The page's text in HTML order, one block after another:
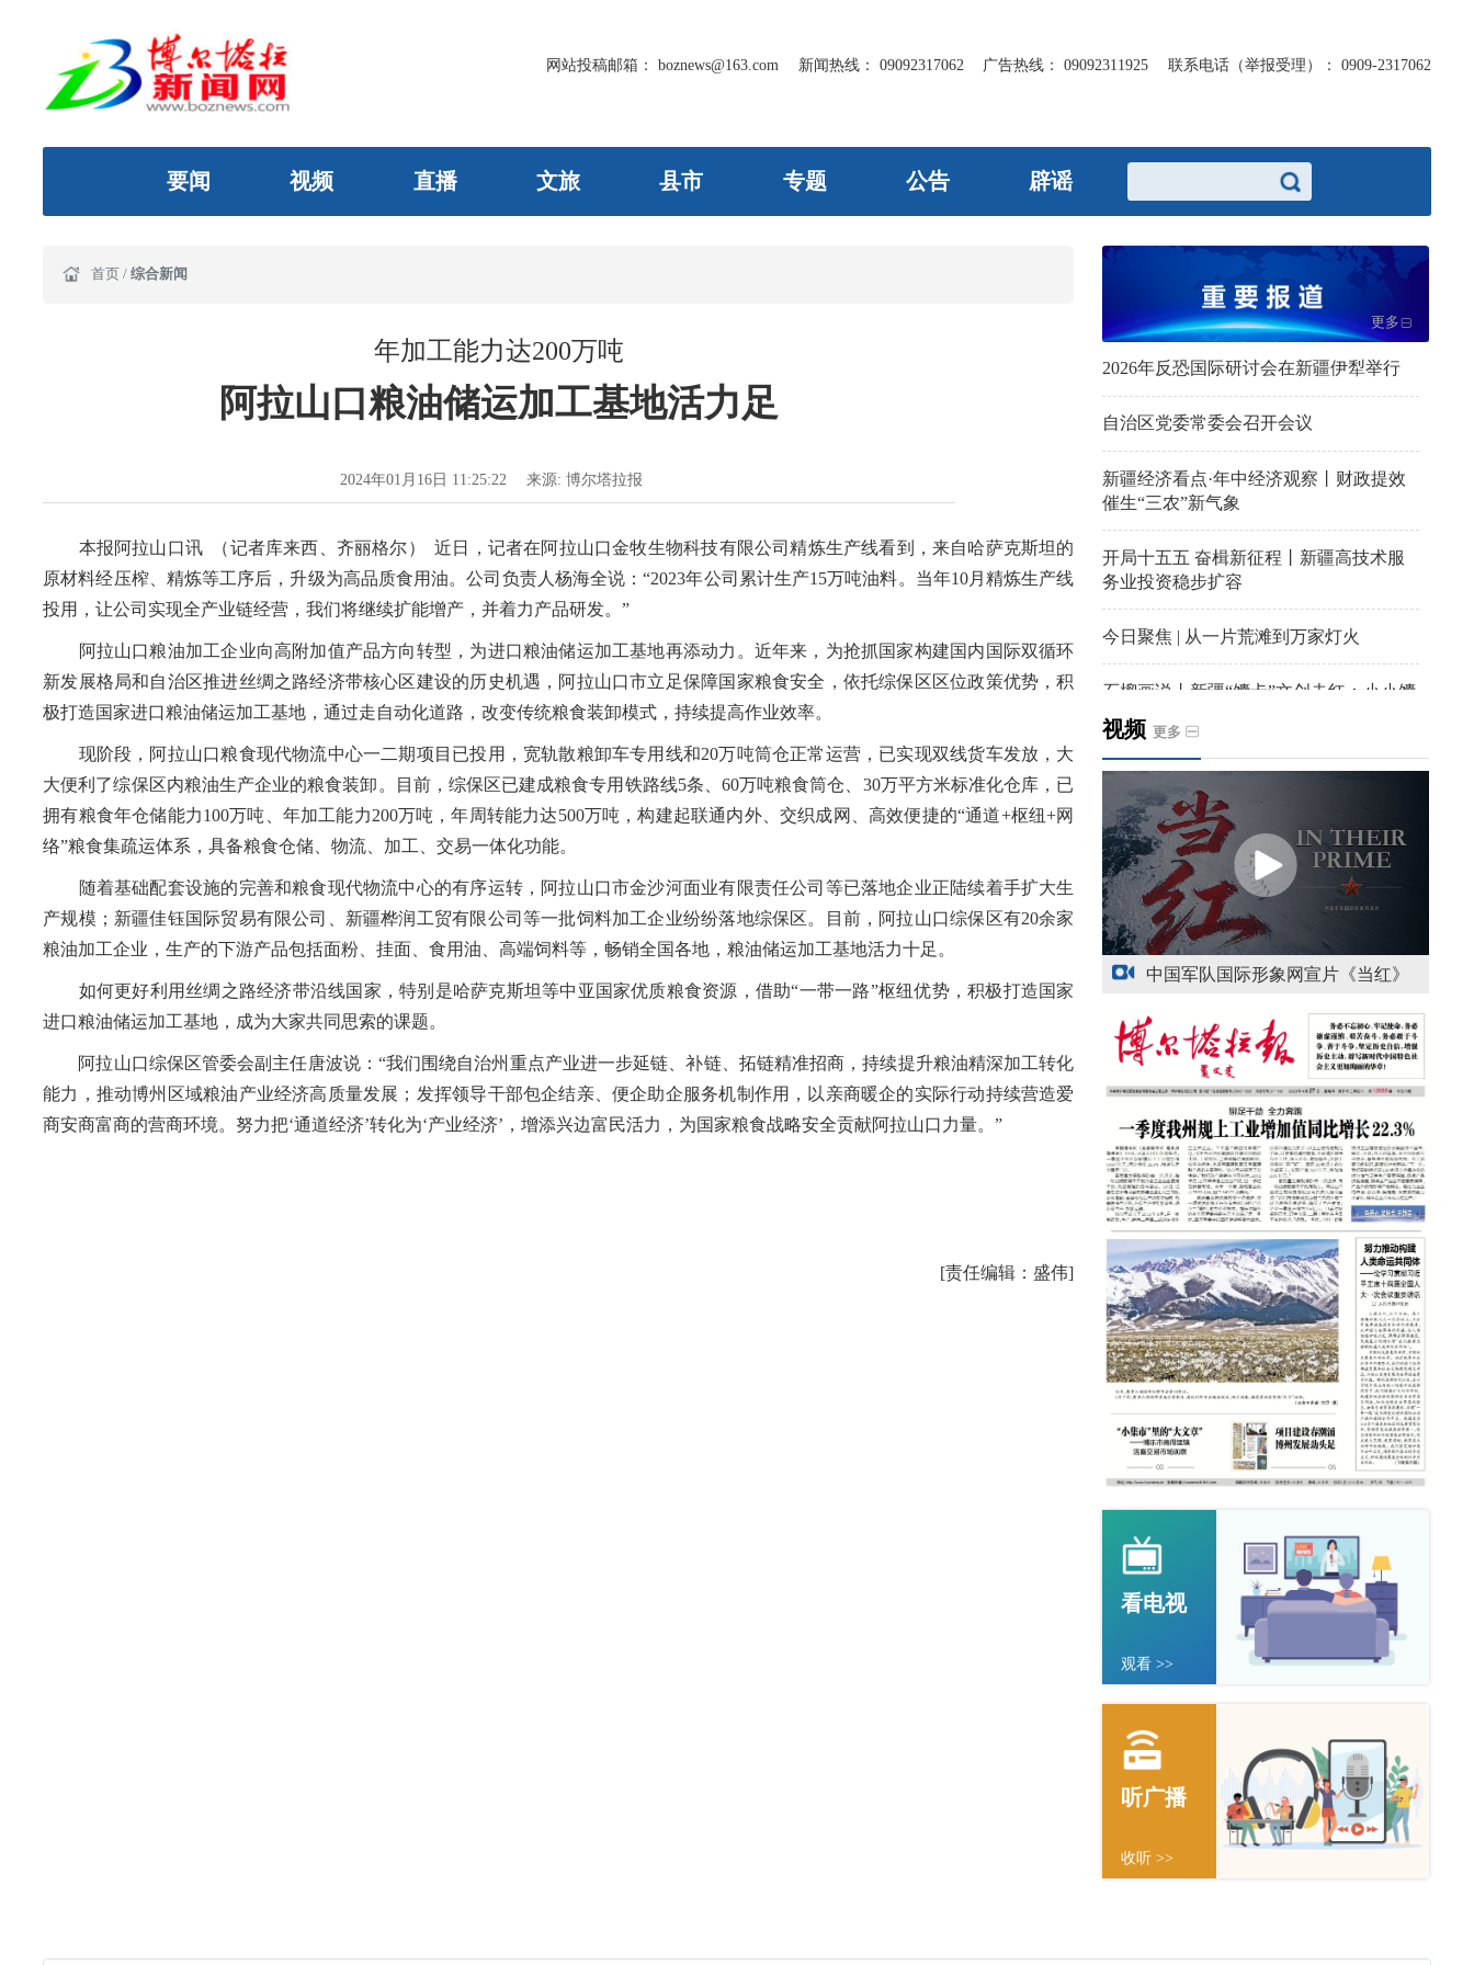
网站投稿邮箱：boznews@163.com 新闻热线： 09092317062 广告热线：09092311925 联系电话（举报受理）： 0909-2317062
要闻 视频 直播 文旅 县市 专题 公告 辟谣
首页 / 综合新闻
年加工能力达200万吨
阿拉山口粮油储运加工基地活力足
2024年01月16日 11:25:22 来源: 博尔塔拉报
本报阿拉山口讯 （记者库来西、齐丽格尔） 近日，记者在阿拉山口金牧生物科技有限公司精炼生产线看到，来自哈萨克斯坦的
原材料经压榨、精炼等工序后，升级为高品质食用油。公司负责人杨海全说：“2023年公司累计生产15万吨油料。当年10月精炼生产线
投用，让公司实现全产业链经营，我们将继续扩能增产，并着力产品研发。”
阿拉山口粮油加工企业向高附加值产品方向转型，为进口粮油储运加工基地再添动力。近年来，为抢抓国家构建国内国际双循环
新发展格局和自治区推进丝绸之路经济带核心区建设的历史机遇，阿拉山口市立足保障国家粮食安全，依托综保区区位政策优势，积
极打造国家进口粮油储运加工基地，通过走自动化道路，改变传统粮食装卸模式，持续提高作业效率。
现阶段，阿拉山口粮食现代物流中心一二期项目已投用，宽轨散粮卸车专用线和20万吨筒仓正常运营，已实现双线货车发放，大
大便利了综保区内粮油生产企业的粮食装卸。目前，综保区已建成粮食专用铁路线5条、60万吨粮食筒仓、30万平方米标准化仓库，已
拥有粮食年仓储能力100万吨、年加工能力200万吨，年周转能力达500万吨，构建起联通内外、交织成网、高效便捷的“通道+枢纽+网
络”粮食集疏运体系，具备粮食仓储、物流、加工、交易一体化功能。
随着基础配套设施的完善和粮食现代物流中心的有序运转，阿拉山口市金沙河面业有限责任公司等已落地企业正陆续着手扩大生
产规模；新疆佳钰国际贸易有限公司、新疆桦润工贸有限公司等一批饲料加工企业纷纷落地综保区。目前，阿拉山口综保区有20余家
粮油加工企业，生产的下游产品包括面粉、挂面、食用油、高端饲料等，畅销全国各地，粮油储运加工基地活力十足。
如何更好利用丝绸之路经济带沿线国家，特别是哈萨克斯坦等中亚国家优质粮食资源，借助“一带一路”枢纽优势，积极打造国家
进口粮油储运加工基地，成为大家共同思索的课题。
阿拉山口综保区管委会副主任唐波说：“我们围绕自治州重点产业进一步延链、补链、拓链精准招商，持续提升粮油精深加工转化
能力，推动博州区域粮油产业经济高质量发展；发挥领导干部包企结亲、便企助企服务机制作用，以亲商暖企的实际行动持续营造爱
商安商富商的营商环境。努力把‘通道经济’转化为‘产业经济’，增添兴边富民活力，为国家粮食战略安全贡献阿拉山口力量。”
[责任编辑：盛伟]
更多
2026年反恐国际研讨会在新疆伊犁举行
自治区党委常委会召开会议
新疆经济看点·年中经济观察丨财政提效
催生“三农”新气象
开局十五五 奋楫新征程丨新疆高技术服
务业投资稳步扩容
今日聚焦 | 从一片荒滩到万家灯火
石榴画说丨新疆“馕卡”文创走红：小小馕
饼变身城市文旅IP名片
天山观察丨暑期AI研学热，孩子们究竟学
到什么
给祖国“镶金边”！G219+G331描绘新疆风
光与发展新画卷
新疆多点发力完善水利基础设施
援疆心语｜千里赴疆 以影像微光护百姓
视频 更多
中国军队国际形象网宣片《当红》
看电视
观看 >>
听广播
收听 >>